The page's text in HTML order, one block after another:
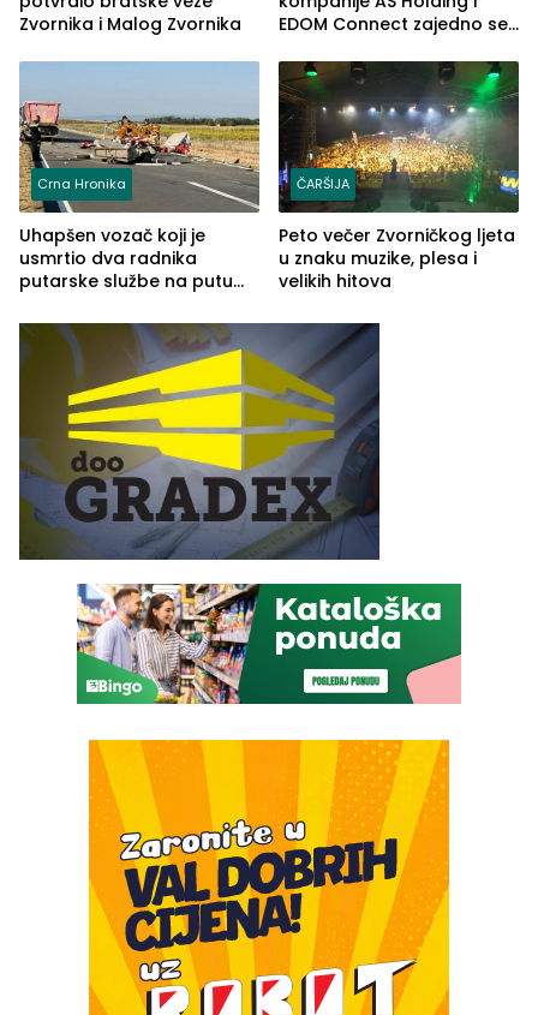
Zvornika i Malog Zvornika
EDOM Connect zajedno se
Crna Hronika
Uhapšen vozač koji je
usmrtio dva radnika
putarske službe na putu
(FOTO)
ČARŠIJA
Peto večer Zvorničkog ljeta
u znaku muzike, plesa i
velikih hitova